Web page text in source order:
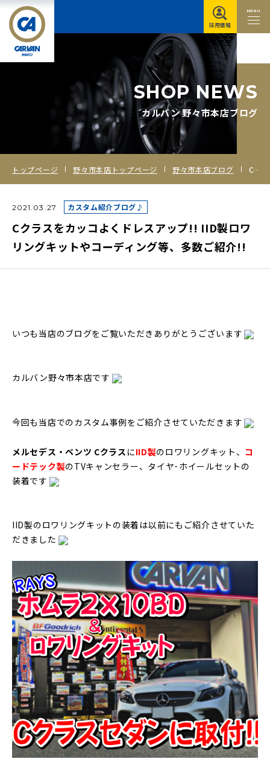
MENU
採用情報
SHOP NEWS
カルバン 野々市本店ブログ
トップページ 野々市本店トップページ 野々市本店ブログ Cクラスをカッコよくドレスアップ!! IID製ロワリングキットやコーディング等、多数ご紹介!!
2021.03.27 カスタム紹介ブログ♪
Cクラスをカッコよくドレスアップ!! IID製ロワ
リングキットやコーディング等、多数ご紹介!!
いつも当店のブログをご覧いただきありがとうございます
カルバン野々市本店です
今回も当店でのカスタム事例をご紹介させていただきます
メルセデス・ベンツ Cクラス にIID製のロワリングキット、 コ
ードテック製のTVキャンセラー、タイヤ･ホイールセットの
装着です
IID製のロワリングキットの装着は以前にもご紹介させていた
だきました